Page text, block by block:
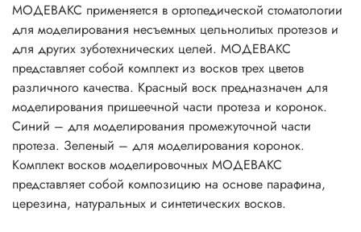
МОДЕВАКС применяется в ортопедической стоматологии
для моделирования несъемных цельнолитых протезов и
для других зуботехнических целей. МОДЕВАКС
представляет собой комплект из восков трех цветов
различного качества. Красный воск предназначен для
моделирования пришеечной части протеза и коронок.
Синий – для моделирования промежуточной части
протеза. Зеленый – для моделирования коронок.
Комплект восков моделировочных МОДЕВАКС
представляет собой композицию на основе парафина,
церезина, натуральных и синтетических восков.